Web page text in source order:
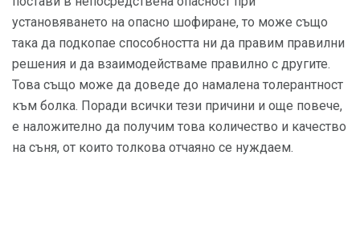
установяването на опасно шофиране, то може също
така да подкопае способността ни да правим правилни
решения и да взаимодействаме правилно с другите.
Това също може да доведе до намалена толерантност
към болка. Поради всички тези причини и още повече,
е наложително да получим това количество и качество
на съня, от които толкова отчаяно се нуждаем.